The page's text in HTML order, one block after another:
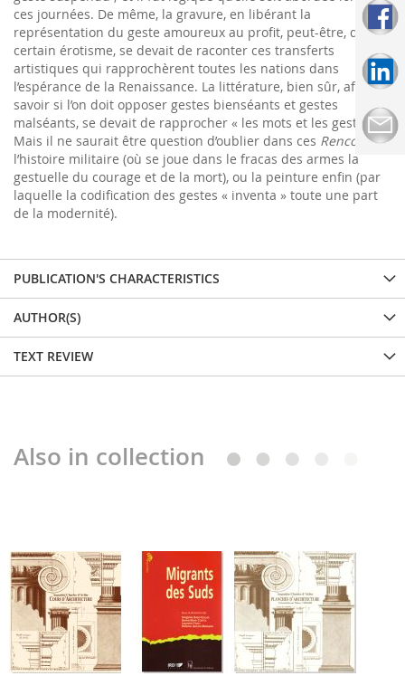
ces journées. De même, la gravure, en libérant la
représentation du geste amoureux au profit, peut-être, d’un
certain érotisme, se devait de raconter ces transferts
artistiques qui rapprochèrent toutes les nations dans
l’espérance de la Renaissance. La littérature, bien sûr, afin de
savoir si l’on doit opposer gestes bienséants et gestes
malséants, se devait de rapprocher « les mots et les gestes ».
Mais il ne saurait être question d’oublier dans ces Rencontres
l’histoire militaire (où se joue dans le fracas des armes la
gestuelle du courage et de la mort), ou la peinture enfin (par
laquelle la codification des gestes « inventa » toute une part
de la modernité).
PUBLICATION'S CHARACTERISTICS
AUTHOR(S)
TEXT REVIEW
Also in collection